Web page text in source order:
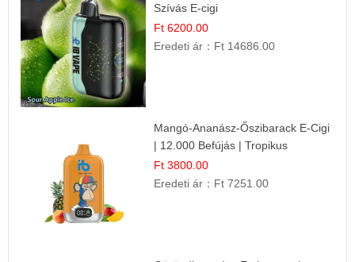
Szívás E-cigi
Ft 6200.00
Eredeti ár： Ft 14686.00
Mangó-Ananász-Őszibarack E-Cigi
| 12.000 Befújás | Tropikus
Gyümölcs Íz
Ft 3800.00
Eredeti ár： Ft 7251.00